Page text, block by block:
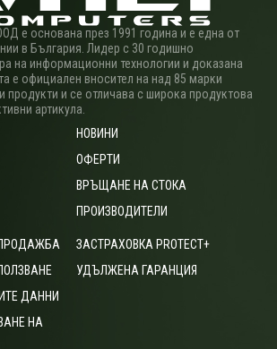
е основана през 1991 година и е една от
в България. Лидер с 30 годишно
на информационни технологии и доказана
е официален вносител на над 85 марки
продукти и се отличава с широка продуктова
артикула.
НОВИНИ
ОФЕРТИ
ВРЪЩАНЕ НА СТОКА
ПРОИЗВОДИТЕЛИ
ДАННИ
НА
ЗАСТРАХОВКА PROTECT+
УДЪЛЖЕНА ГАРАНЦИЯ